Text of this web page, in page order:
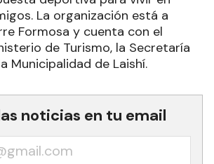
La organización está a
Formosa y cuenta con el
de Turismo, la Secretaría
Municipalidad de Laishí.
noticias en tu email